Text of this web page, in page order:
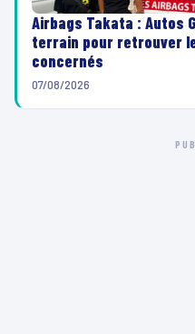
Airbags Takata : Autos
terrain pour retrouver
concernés
07/08/2026